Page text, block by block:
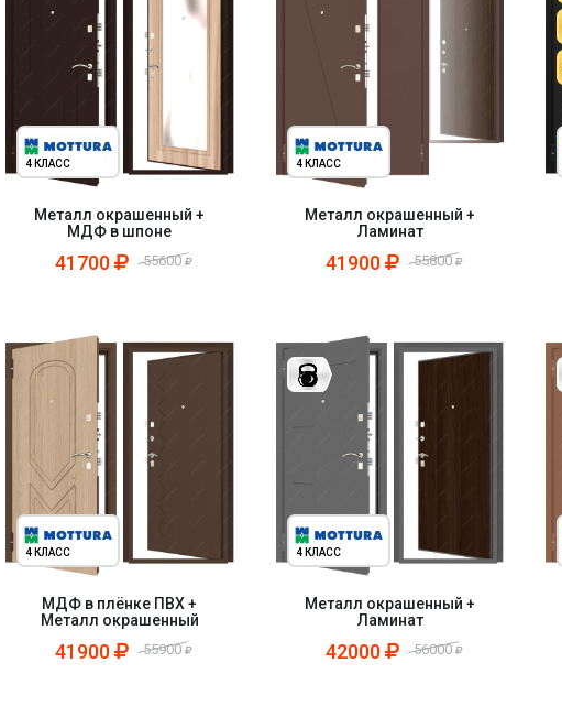
4 КЛАСС
Металл окрашенный +
МДФ в шпоне
41700 55600
4 КЛАСС
Металл окрашенный +
Ламинат
41900 55800
4 КЛАСС
МДФ в плёнке ПВХ +
Металл окрашенный
41900 55900
4 КЛАСС
Металл окрашенный +
Ламинат
42000 56000